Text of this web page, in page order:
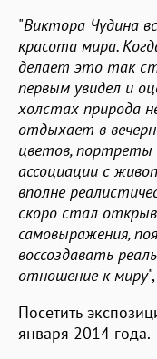
"Виктора Чудина
красота мира.
делает это так
первым увидел и
холстах природа
отдыхает в
цветов,
ассоциации с
вполне
скоро стал
самовыражения,
воссоздавать
отношение к миру
Посетить
января 2014 года.